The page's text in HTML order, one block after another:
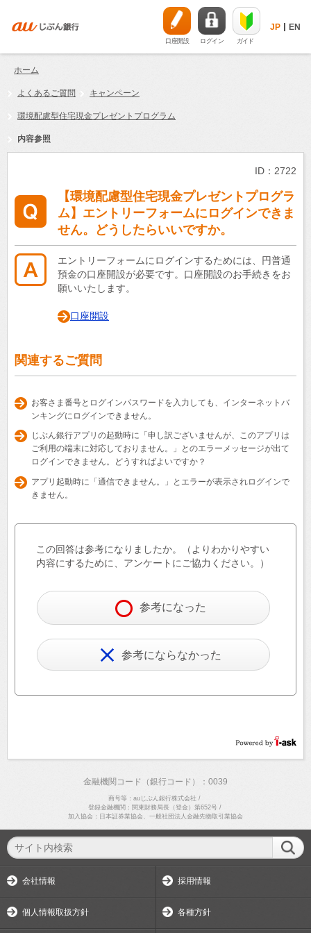
口座開設 ログイン ガイド
JP EN
ホーム
よくあるご質問 キャンペーン
環境配慮型住宅現金プレゼントプログラム
内容参照
ID：2722
【環境配慮型住宅現金プレゼントプログラ
ム】エントリーフォームにログインできま
せん。どうしたらいいですか。
エントリーフォームにログインするためには、円普通
預金の口座開設が必要です。口座開設のお手続きをお
願いいたします。
口座開設
関連するご質問
お客さま番号とログインパスワードを入力しても、インターネットバ
ンキングにログインできません。
じぶん銀行アプリの起動時に「申し訳ございませんが、このアプリは
ご利用の端末に対応しておりません。」とのエラーメッセージが出て
ログインできません。どうすればよいですか？
アプリ起動時に「通信できません。」とエラーが表示されログインで
きません。
この回答は参考になりましたか。（よりわかりやすい
内容にするために、アンケートにご協力ください。）
参考になった
参考にならなかった
金融機関コード（銀行コード）：0039
商号等：auじぶん銀行株式会社 /
登録金融機関：関東財務局長（登金）第652号/
加入協会：日本証券業協会、一般社団法人金融先物取引業協会
会社情報 採用情報
個人情報取扱方針 各種方針